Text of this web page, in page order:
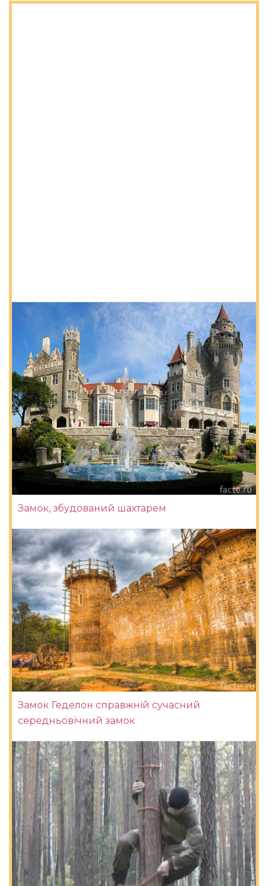
Замок, збудований шахтарем
Замок Геделон справжній сучасний
середньовічний замок